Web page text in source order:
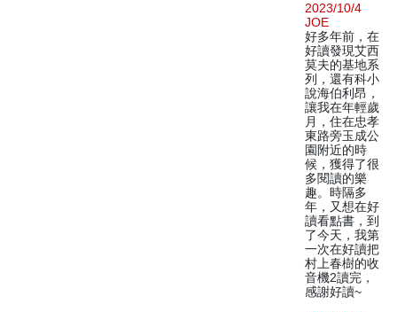
2023/10/4
JOE
好多年前，在
好讀發現艾西
莫夫的基地系
列，還有科小
說海伯利昂，
讓我在年輕歲
月，住在忠孝
東路旁玉成公
園附近的時
候，獲得了很
多閱讀的樂
趣。時隔多
年，又想在好
讀看點書，到
了今天，我第
一次在好讀把
村上春樹的收
音機2讀完，
感謝好讀~